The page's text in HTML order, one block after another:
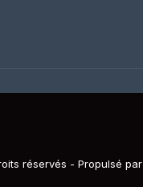
réservés - Propulsé par